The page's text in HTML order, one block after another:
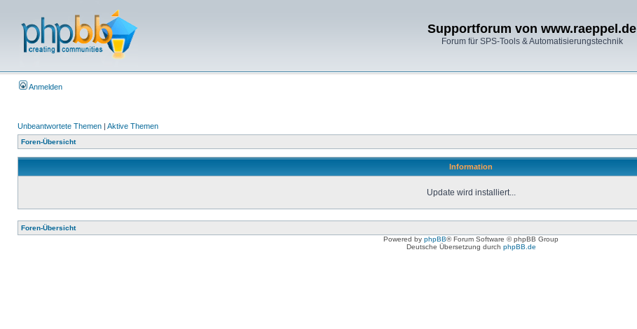
Supportforum von www.raeppel.de
Forum für SPS-Tools & Automatisierungstechnik
Anmelden
Unbeantwortete Themen | Aktive Themen
Foren-Übersicht
Information
Update wird installiert...
Foren-Übersicht
Powered by phpBB® Forum Software © phpBB Group
Deutsche Übersetzung durch phpBB.de